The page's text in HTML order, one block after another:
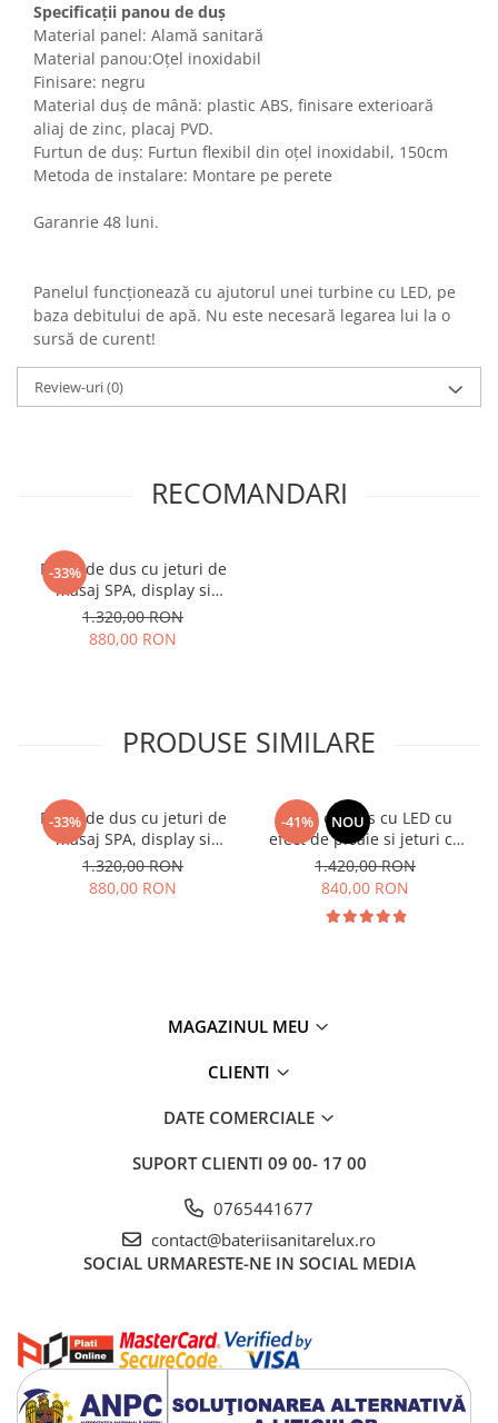
Specificații panou de duș
Material panel: Alamă sanitară
Material panou:Oțel inoxidabil
Finisare: negru
Material duș de mână: plastic ABS, finisare exterioară
aliaj de zinc, placaj PVD.
Furtun de duș: Furtun flexibil din oțel inoxidabil, 150cm
Metoda de instalare: Montare pe perete
Garanrie 48 luni.
Panelul funcționează cu ajutorul unei turbine cu LED, pe
baza debitului de apă. Nu este necesară legarea lui la o
sursă de curent!
Review-uri(0)
RECOMANDARI
-33%
Panel de dus cu jeturi de
masaj SPA, display si
lumina led
1.320,00 RON
880,00 RON
PRODUSE SIMILARE
-33%
Panel de dus cu jeturi de
masaj SPA, display si
lumina led
1.320,00 RON
880,00 RON
-41% NOU
Panel de Dus cu LED cu
efect de ploaie si jeturi cu
masaj
1.420,00 RON
840,00 RON
MAGAZINUL MEU
CLIENTI
DATE COMERCIALE
SUPORT CLIENTI 09 00- 17 00
0765441677
contact@bateriisanitarelux.ro
SOCIAL URMARESTE-NE IN SOCIAL MEDIA